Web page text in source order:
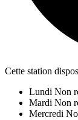
Cette station
Lundi Non
Mardi Non
Mercredi